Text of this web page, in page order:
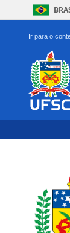
Ir para o